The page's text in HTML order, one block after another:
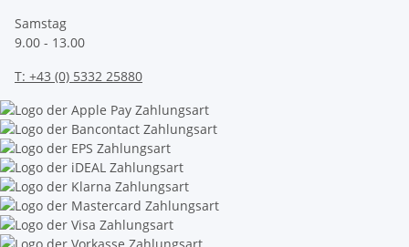
Samstag
9.00 - 13.00
T: +43 (0) 5332 25880